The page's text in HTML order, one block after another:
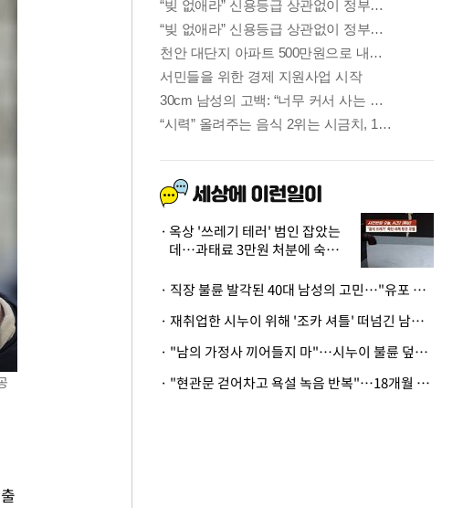
옥상 '쓰레기 테러' 범인 잡았는
데…과태료 3만원 처분에 숙박업
· 직장 불륜 발각된 40대 남성의 고민…"유포 동료 명예훼손·협박죄 고소 가능할까"
· 재취업한 시누이 위해 '조카 셔틀' 떠넘긴 남편…아내 "난 못한다"
· "남의 가정사 끼어들지 마"…시누이 불륜 덮으려는 남편에 억울한 아내
· "현관문 걷어차고 욕설 녹음 반복"…18개월 아기 키우는 집 뒤흔든 '앞집의 비극'